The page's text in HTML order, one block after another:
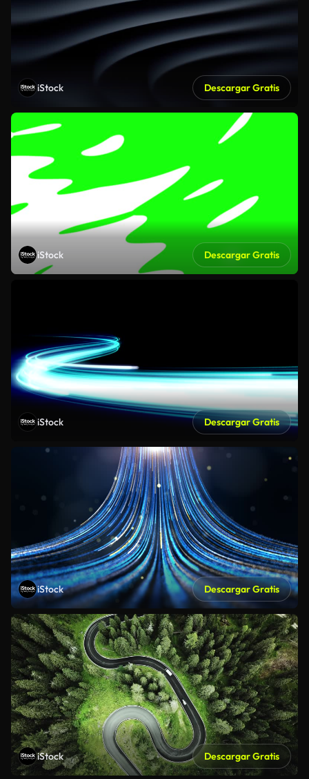
iStock Descargar Gratis
iStock Descargar Gratis
iStock Descargar Gratis
iStock Descargar Gratis
iStock Descargar Gratis